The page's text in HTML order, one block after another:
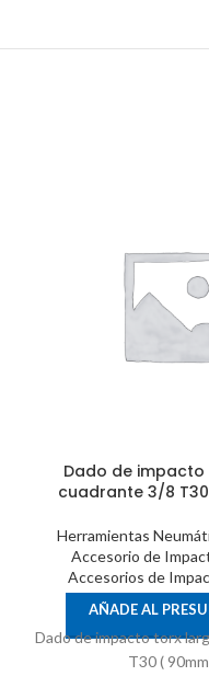
Dado de
cuadrante 3/8
Herramientas
Accesorio de
Accesorios de
AÑADE AL
Dado de impacto torx
T30 (